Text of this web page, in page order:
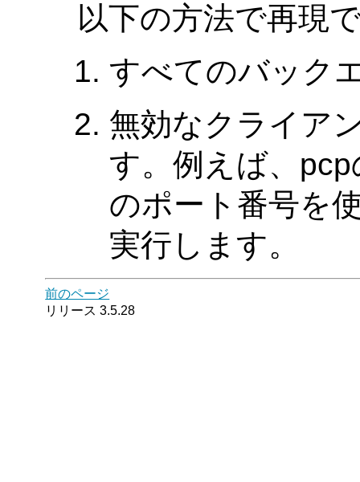
以下の方法で再現
すべてのバック
無効なクライア
す。例えば、
のポート番号を
実行します。
前のページ
リリース 3.5.28